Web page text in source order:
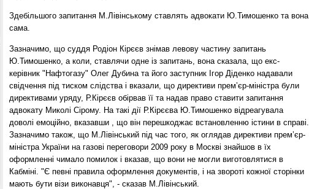
Здебільшого запитання М.Лівінському ставлять адвокати Ю.Тимошенко та вона
сама.
Зазначимо, що суддя Родіон Кірєєв знімав левову частину запитань
Ю.Тимошенко, а коли, ставлячи одне із запитань, вона сказала, що екс-
керівник "Нафтогазу" Олег Дубина та його заступник Ігор Діденко надавали
свідчення під тиском слідства і вказали, що директиви прем’єр-міністра були
директивами уряду, Р.Кірєєв обірвав її та надав право ставити запитання
адвокату Миколі Сірому. На такі дії Р.Кірєєва Ю.Тимошенко відреагувала
доволі емоційно, вказавши , що він перешкоджає встановленню істини в справі.
Зазначимо також, що М.Лівінський під час того, як оглядав директиви прем’єр-
міністра України на газові переговори 2009 року в Москві знайшов в їх
оформленні чимало помилок і вказав, що вони не могли виготовлятися в
Кабміні. "Є певні правила оформлення документів, і на звороті кожної сторінки
мають бути візи виконавця", - сказав М.Лівінський.